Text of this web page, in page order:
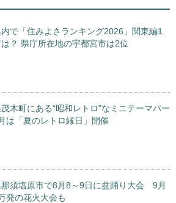
で「住みよさランキング2026」関東編1
？ 県庁所在地の宇都宮市は2位
木町にある“昭和レトロ”なミニテーマパー
「夏のレトロ縁日」開催
須塩原市で8月8～9日に盆踊り大会 9月
発の花火大会も